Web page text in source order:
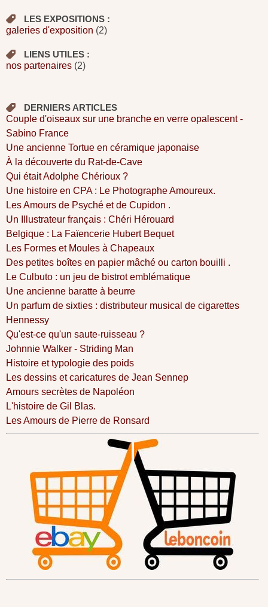
LES EXPOSITIONS :
galeries d'exposition (2)
LIENS UTILES :
nos partenaires (2)
DERNIERS ARTICLES
Couple d'oiseaux sur une branche en verre opalescent -
Sabino France
Une ancienne Tortue en céramique japonaise
À la découverte du Rat-de-Cave
Qui était Adolphe Chérioux ?
Une histoire en CPA : Le Photographe Amoureux.
Les Amours de Psyché et de Cupidon .
Un Illustrateur français : Chéri Hérouard
Belgique : La Faïencerie Hubert Bequet
Les Formes et Moules à Chapeaux
Des petites boîtes en papier mâché ou carton bouilli .
Le Culbuto : un jeu de bistrot emblématique
Une ancienne baratte à beurre
Un parfum de sixties : distributeur musical de cigarettes
Hennessy
Qu'est-ce qu'un saute-ruisseau ?
Johnnie Walker - Striding Man
Histoire et typologie des poids
Les dessins et caricatures de Jean Sennep
Amours secrètes de Napoléon
L'histoire de Gil Blas.
Les Amours de Pierre de Ronsard